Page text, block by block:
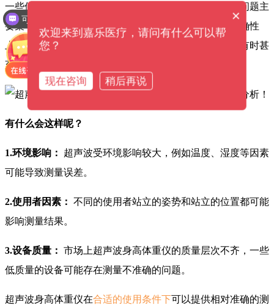
一些使用者对超声波身高体重仪的准确性提出了质疑。问题主
要集中在测量结果的一致性和相对于传统测量方法的准确性
上。有人表示，在不同时间测量得到的数据存在差异，有时甚
至相差较大。
有什么会这样呢？
1.环境影响：
超声波受环境影响较大，例如温度、湿度等因素
可能导致测量误差。
2.使用者因素： 不同的使用者站立的姿势和站立的位置都可能
影响测量结果。
3.设备质量： 市场上超声波身高体重仪的质量层次不齐，一些
低质量的设备可能存在测量不准确的问题。
超声波身高体重仪在合适的使用条件下可以提供相对准确的测
×
欢迎来到嘉乐医疗，请问有什么可以帮
您？
现在咨询 稍后再说